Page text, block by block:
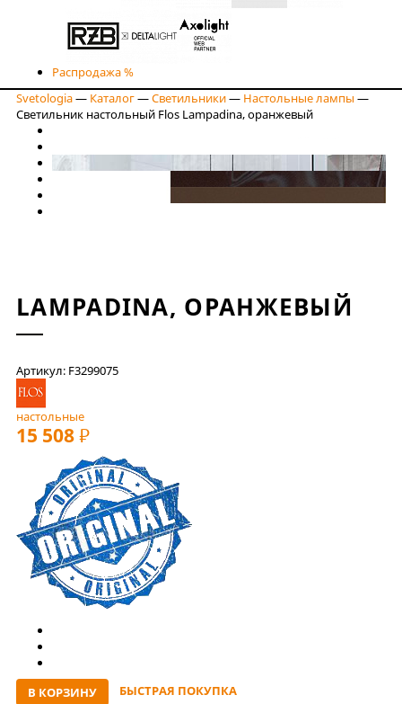
Распродажа %
Svetologia— Каталог—Светильники— Настольные лампы —
Светильник настольный Flos Lampadina, оранжевый
LAMPADINA, ОРАНЖЕВЫЙ
Артикул: F3299075
настольные
15 508 РУБ
В КОРЗИНУ
БЫСТРАЯ ПОКУПКА